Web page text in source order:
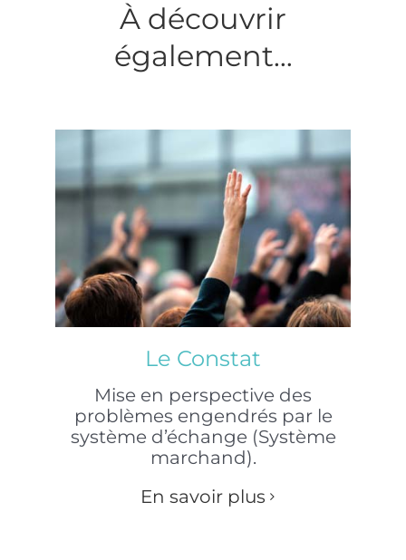
À découvrir
également…
Le Constat
Mise en perspective des
problèmes engendrés par le
système d’échange (Système
marchand).
En savoir plus